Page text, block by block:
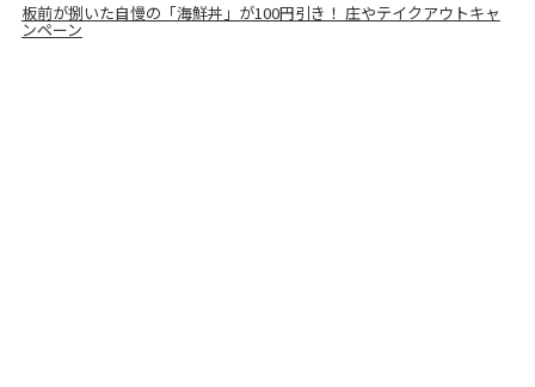
板前が捌いた自慢の「海鮮丼」が100円引き！ 庄やテイクアウトキャ
ンペーン